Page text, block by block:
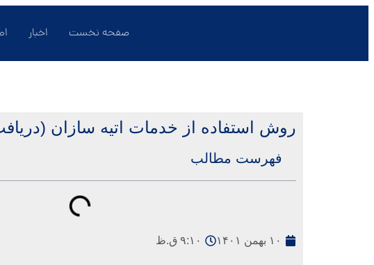
صفحه نخست اخبار
روش استفاده از خدمات اتیه سازان
فهرست مطالب
۱۰ بهمن ۱۴۰۱ ۹:۱۰ ق.ظ